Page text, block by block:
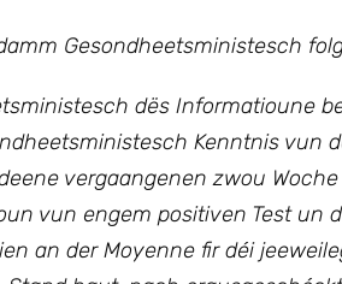
Gesondheetsministesch
dës Informatioune
Kenntnis vun
vergaangenen zwou
vun engem positiven Test un
an der Moyenne fir déi